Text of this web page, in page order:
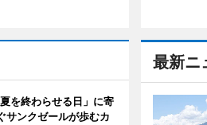
最新ニ
を終わらせる日」に寄
サンクゼールが歩むカ